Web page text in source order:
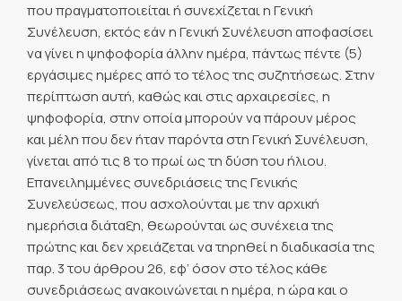
που πραγματοποιείται ή συνεχίζεται η Γενική
Συνέλευση, εκτός εάν η Γενική Συνέλευση αποφασίσει
να γίνει η ψηφοφορία άλλην ημέρα, πάντως πέντε (5)
εργάσιμες ημέρες από το τέλος της συζητήσεως. Στην
περίπτωση αυτή, καθώς και στις αρχαιρεσίες, η
ψηφοφορία, στην οποία μπορούν να πάρουν μέρος
και μέλη που δεν ήταν παρόντα στη Γενική Συνέλευση,
γίνεται από τις 8 το πρωί ως τη δύση του ήλιου.
Επανειλημμένες συνεδριάσεις της Γενικής
Συνελεύσεως, που ασχολούνται με την αρχική
ημερήσια διάταξη, θεωρούνται ως συνέχεια της
πρώτης και δεν χρειάζεται να τηρηθεί η διαδικασία της
παρ. 3 του άρθρου 26, εφ’ όσον στο τέλος κάθε
συνεδριάσεως ανακοινώνεται η ημέρα, η ώρα και ο